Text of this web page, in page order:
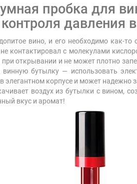
пробка для
давления
вино, и его необходимо как-
контактировал с молекулами
открывании и не может плотно
бутылку — использовать
элегантном корпусе и может
воздух из бутылки с вином,
вкус и аромат!